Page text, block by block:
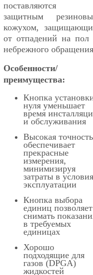
поставляются
защитным
кожухом,
от отпадений на пол
небрежного
Особенности/
преимущества:
Кнопка
нуля уменьшает
время
и обслуживания
Высокая точность
обеспечивает
прекрасные
измерения,
минимизируя
затраты в
эксплуатации
Кнопка выбора
единиц позволяет
снимать
в требуемых
единицах
Хорошо
подходящие для
газов (DPGA)
жидкостей